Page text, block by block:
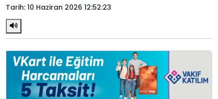
Tarih: 10 Haziran 2026 12:52:23